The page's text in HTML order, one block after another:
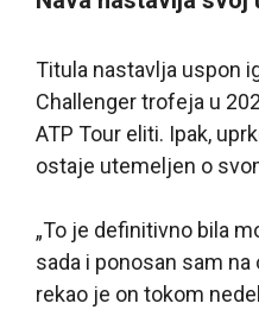
Titula nastavlja uspon
Challenger trofeja u
ATP Tour eliti. Ipak,
ostaje utemeljen o
„To je definitivno bila
sada i ponosan sam
rekao je on tokom